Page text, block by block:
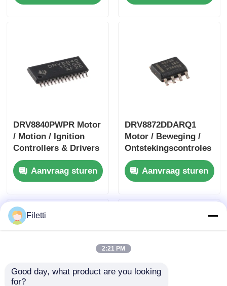
Driver
DRV8840PWPR Motor
/ Motion / Ignition
Controllers & Drivers
5A Brushed DC Motor
DriverAanvraag sturen
DRV8872DDARQ1
Motor / Beweging /
Ontstekingscontroles
& Drivers 3.6A
Borstel DC Motor
Driver W / Fout
Aanvraag sturen
Filetti
2:21 PM
Good day, what product are you looking
for?